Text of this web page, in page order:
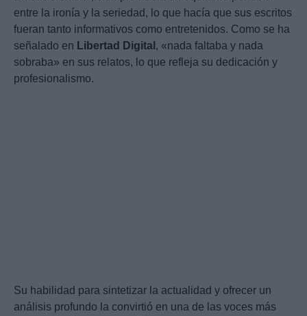
entre la ironía y la seriedad, lo que hacía que sus escritos
fueran tanto informativos como entretenidos. Como se ha
señalado en Libertad Digital , «nada faltaba y nada
sobraba» en sus relatos, lo que refleja su dedicación y
profesionalismo.
Su habilidad para sintetizar la actualidad y ofrecer un
análisis profundo la convirtió en una de las voces más